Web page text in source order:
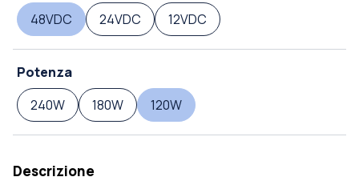
48VDC
24VDC 12VDC
Potenza
240W
180W 120W
Descrizione